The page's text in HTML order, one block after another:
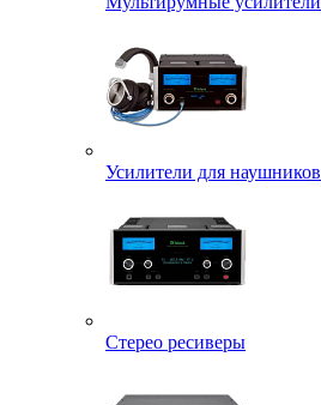
Усилители для наушников
Стерео ресиверы